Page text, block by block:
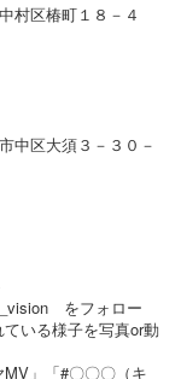
村区椿町１８－４
中区大須３－３０－
をフォロー
いる様子を写真or動
」「#〇〇〇（キ